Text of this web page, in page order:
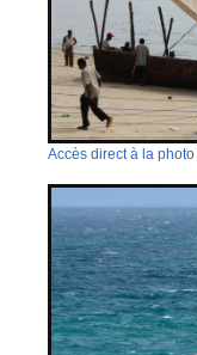
Accès direct à la photo